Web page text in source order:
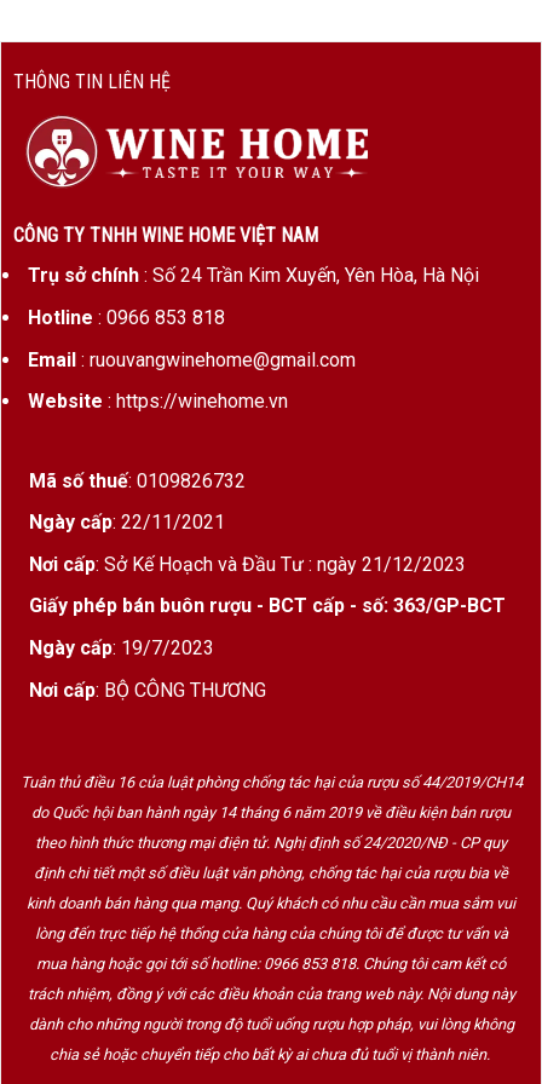
Giống nho chính: Cabernet Sauvignon, Merlot,
Cabernet Franc, Petit Verdot
Dung tích: 750ml
Điểm đặc biệt của Château Mouton Rothschild
2011
Điểm nổi bật đầu tiên của Château Mouton
Rothschild 2011 nằm ở nhãn chai nghệ thuật độc
thiết kế nhãn chai, biến từng chai vang trở thành
một tác phẩm nghệ thuật thực thụ.
Niên vụ 2011 sở hữu phong cách cổ điển đặc
trưng của Pauillac với cấu trúc tannin chắc chắn,
độ cân bằng tuyệt vời cùng khả năng phát triển
là tài sản sưu tầm giá trị dành cho những người
yêu rượu vang cao cấp.
Hương vị Château Mouton Rothschild 2011
Ngay từ lần rót đầu tiên, Château Mouton
Rothschild 2011 gây ấn tượng mạnh với sắc đỏ
ruby sâu đậm đầy quyền lực.
Hương thơm
THÔNG TIN LIÊN HỆ
CÔNG TY TNHH WINE HOME VIỆT NAM
Trụ sở chính: Số 24 Trần Kim Xuyến, Yên Hòa, Hà Nội
Hotline : 0966 853 818
Email: ruouvangwinehome@gmail.com
Website : https://winehome.vn
Mã số thuế: 0109826732
Ngày cấp: 22/11/2021
Nơi cấp: Sở Kế Hoạch và Đầu Tư : ngày 21/12/2023
Giấy phép bán buôn rượu - BCT cấp - số: 363/GP-BCT
Ngày cấp: 19/7/2023
Nơi cấp: BỘ CÔNG THƯƠNG
Tuân thủ điều 16 của luật phòng chống tác hại của rượu số 44/2019/CH14
do Quốc hội ban hành ngày 14 tháng 6 năm 2019 về điều kiện bán rượu
theo hình thức thương mại điện tử. Nghị định số 24/2020/NĐ - CP quy
định chi tiết một số điều luật văn phòng, chống tác hại của rượu bia về
kinh doanh bán hàng qua mạng. Quý khách có nhu cầu cần mua sắm vui
lòng đến trực tiếp hệ thống cửa hàng của chúng tôi để được tư vấn và
mua hàng hoặc gọi tới số hotline: 0966 853 818. Chúng tôi cam kết có
trách nhiệm, đồng ý với các điều khoản của trang web này. Nội dung này
dành cho những người trong độ tuổi uống rượu hợp pháp, vui lòng không
chia sẻ hoặc chuyển tiếp cho bất kỳ ai chưa đủ tuổi vị thành niên.